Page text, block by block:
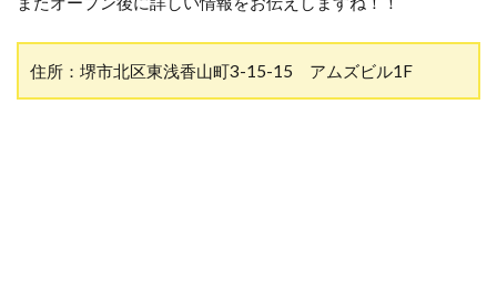
住所：堺市北区東浅香山町3-15-15 アムズビル1F